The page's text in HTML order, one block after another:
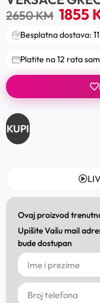
2650KM 1855
Besplatna dostava:
Platite na 12 rata
KUPI
Ovaj proizvod
Upišite Vašu mail
bude dostupan